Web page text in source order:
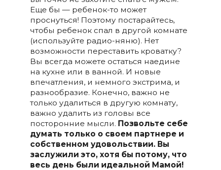
Еще бы — ребенок-то может
проснуться! Поэтому постарайтесь,
чтобы ребенок спал в другой комнате
(используйте радио-няню). Нет
возможности переставить кроватку?
Вы всегда можете остаться наедине
на кухне или в ванной. И новые
впечатления, и немного экстрима, и
разнообразие. Конечно, важно не
только удалиться в другую комнату,
важно удалить из головы все
посторонние мысли. Позвольте себе
думать только о своем партнере и
собственном удовольствии. Вы
заслужили это, хотя бы потому, что
весь день были идеальной Мамой!